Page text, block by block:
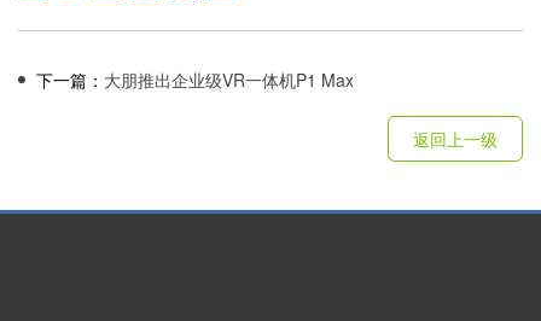
下一篇： 大朋推出企业级VR一体机P1 Max
返回上一级